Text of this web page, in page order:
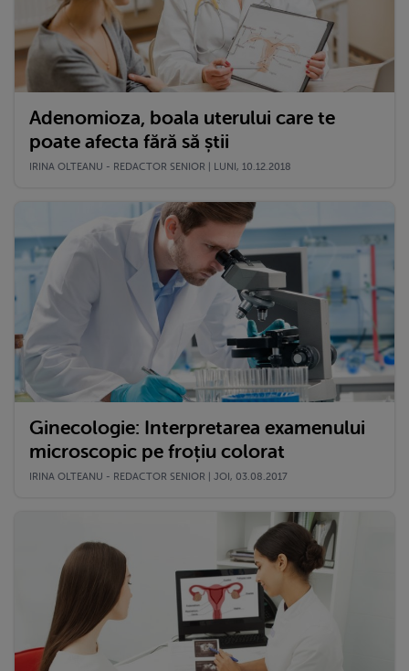
Adenomioza, boala uterului care te
poate afecta fără să știi
IRINA OLTEANU - REDACTOR SENIOR | LUNI, 10.12.2018
Ginecologie: Interpretarea examenului
microscopic pe froțiu colorat
IRINA OLTEANU - REDACTOR SENIOR | JOI, 03.08.2017